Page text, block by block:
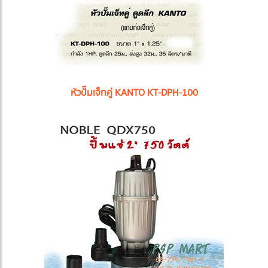
หัวปั๊มเจ็ทคู่ KANTO KT-DPH-100